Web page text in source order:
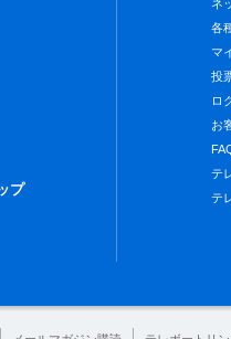
プ
ネ
各
マ
投
ロ
お
テ
テ